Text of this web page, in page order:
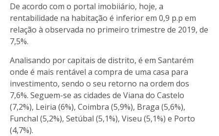
De acordo com o portal imobiiário, hoje, a
rentabilidade na habitação é inferior em 0,9 p.p em
relação à observada no primeiro trimestre de 2019, de
7,5%.
Analisando por capitais de distrito, é em Santarém
onde é mais rentável a compra de uma casa para
investimento, sendo o seu retorno na ordem dos
7,6%. Seguem-se as cidades de Viana do Castelo
(7,2%), Leiria (6%), Coimbra (5,9%), Braga (5,6%),
Funchal (5,2%), Setúbal (5,1%), Viseu (5,1%) e Porto
(4,7%).